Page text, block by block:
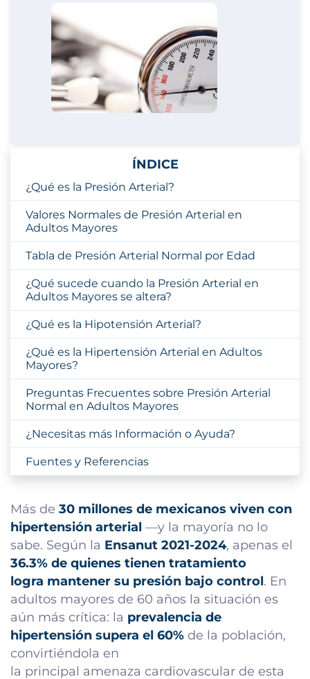
ÍNDICE
¿Qué es la Presión Arterial?
Valores Normales de Presión Arterial en
Adultos Mayores
Tabla de Presión Arterial Normal por Edad
¿Qué sucede cuando la Presión Arterial en
Adultos Mayores se altera?
¿Qué es la Hipotensión Arterial?
¿Qué es la Hipertensión Arterial en Adultos
Mayores?
Preguntas Frecuentes sobre Presión Arterial
Normal en Adultos Mayores
¿Necesitas más Información o Ayuda?
Fuentes y Referencias
Más de 30 millones de mexicanos viven con
hipertensión arterial —y la mayoría no lo
sabe. Según la Ensanut 2021-2024, apenas el
36.3% de quienes tienen tratamiento
logra mantener su presión bajo control. En
adultos mayores de 60 años la situación es
aún más crítica: la prevalencia de
hipertensión supera el 60% de la población,
convirtiéndola en
la principal amenaza cardiovascular de esta